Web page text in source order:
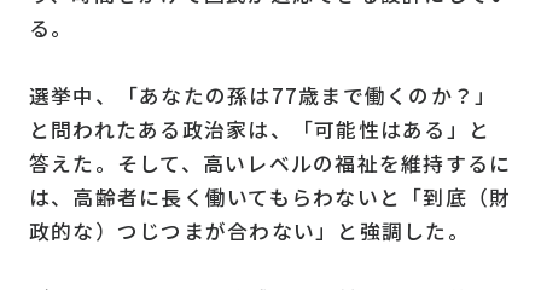
る。
選挙中、「あなたの孫は77歳まで働くのか？」
と問われたある政治家は、「可能性はある」と
答えた。そして、高いレベルの福祉を維持するに
は、高齢者に長く働いてもらわないと「到底（財
政的な）つじつまが合わない」と強調した。